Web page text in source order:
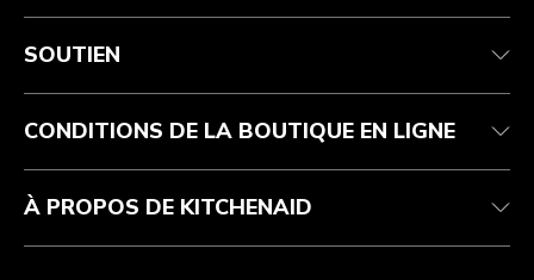
Service après-vente
Contactez-nous
Réparation autorisée
Résidents du Québec
Conditions d’utilisation
Retours et remboursements
Aide relative au produit
La marque
Affiliation
SOUTIEN
CONDITIONS DE LA BOUTIQUE EN LIGNE
À PROPOS DE KITCHENAID